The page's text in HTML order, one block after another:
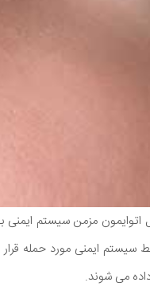
اتوایمون مزمن سیستم
سیستم ایمنی مورد حمله